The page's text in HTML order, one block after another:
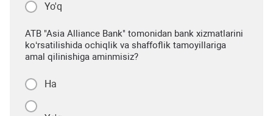
Yo'q
ATB "Asia Alliance Bank" tomonidan bank xizmatlarini
ko‘rsatilishida ochiqlik va shaffoflik tamoyillariga
amal qilinishiga aminmisiz?
Ha